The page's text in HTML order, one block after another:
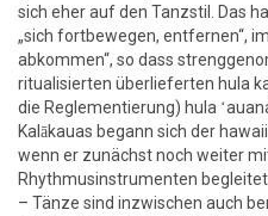
sich eher auf den Tanzstil. Das
„sich fortbewegen, entfernen“,
abkommen“, so dass
ritualisierten überlieferten hula
die Reglementierung) hula
Kalākauas begann sich der
wenn er zunächst noch weiter
Rhythmusinstrumenten
– Tänze sind inzwischen auch